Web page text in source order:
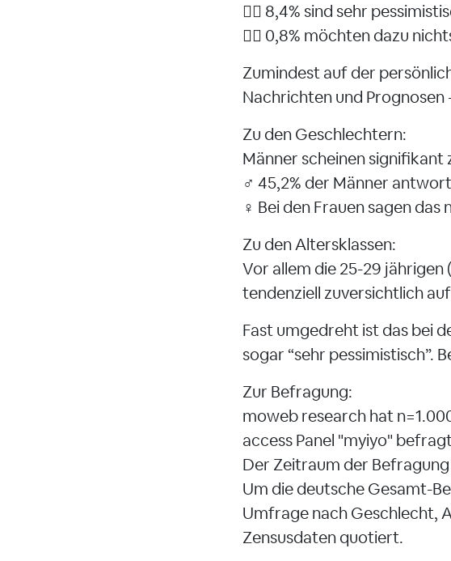
👉🏻 8,4% sind sehr
👉🏻 0,8% möchten dazu
Zumindest auf der
Nachrichten und
Zu den Geschlechtern:
Männer scheinen signifikant
♂️ 45,2% der Männer
♀️ Bei den Frauen sagen das
Zu den Altersklassen:
Vor allem die 25-29 jährigen
tendenziell zuversichtlich
Fast umgedreht ist das bei
sogar “sehr pessimistisch”.
Zur Befragung:
moweb research hat
access Panel "myiyo"
Der Zeitraum der
Um die deutsche Gesamt-
Umfrage nach Geschlecht,
Zensusdaten quotiert.